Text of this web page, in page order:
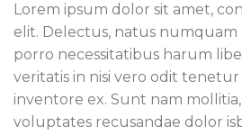
Lorem ipsum dolor sit amet,
elit. Delectus, natus
porro necessitatibus harum
veritatis in nisi vero odit tenetur
inventore ex. Sunt nam
voluptates recusandae dolor